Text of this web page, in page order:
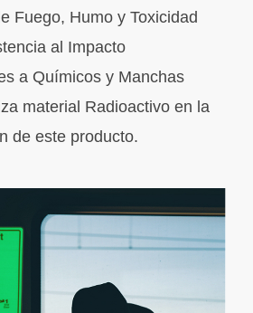
Fuego, Humo y Toxicidad
al Impacto
a Químicos y Manchas
material Radioactivo en la
de este producto.